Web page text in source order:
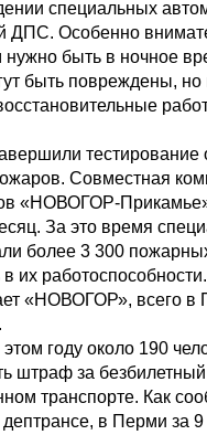
специальных
ДПС. Особенно
нужно быть в ночное
быть повреждены, но
тестирование
Совместная
«НОВОГОР-
За это время
более 3 300
их
«НОВОГОР», всего в
году около 190
штраф за
транспорте. Как
дептрансе, в Перми за